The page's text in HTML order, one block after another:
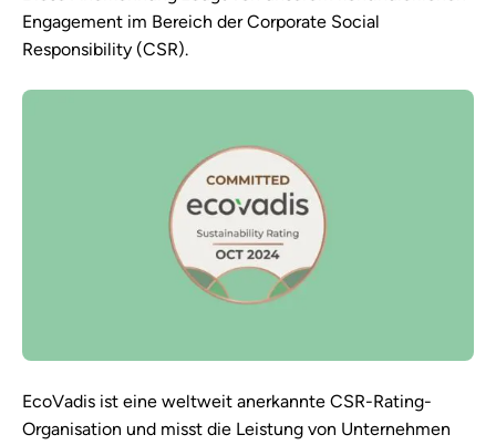
Engagement im Bereich der Corporate Social
Responsibility (CSR).
EcoVadis ist eine weltweit anerkannte CSR-Rating-
Organisation und misst die Leistung von Unternehmen